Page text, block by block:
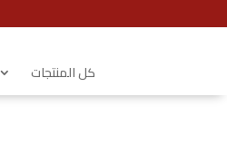
كل المنتجات